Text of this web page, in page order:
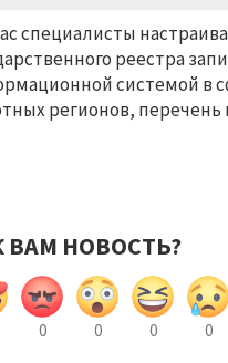
специалисты
реестра
системой в
регионов,
ВАМ НОВОСТЬ?
0 0 0 0